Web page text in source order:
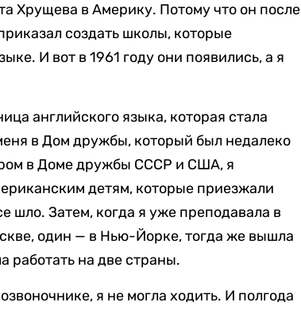
Хрущева в Америку. Потому что он после
создать школы, которые
И вот в 1961 году они появились, а я
английского языка, которая стала
в Дом дружбы, который был недалеко
в Доме дружбы СССР и США, я
детям, которые приезжали
шло. Затем, когда я уже преподавала в
один — в Нью-Йорке, тогда же вышла
работать на две страны.
я не могла ходить. И полгода